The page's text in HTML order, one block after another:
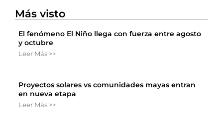
Más visto
El fenómeno El Niño llega con fuerza entre agosto
y octubre
Leer Más >>
Proyectos solares vs comunidades mayas entran
en nueva etapa
Leer Más >>